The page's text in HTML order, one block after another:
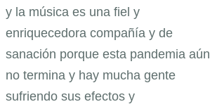
y la música es una fiel y
enriquecedora compañía y de
sanación porque esta pandemia aún
no termina y hay mucha gente
sufriendo sus efectos y